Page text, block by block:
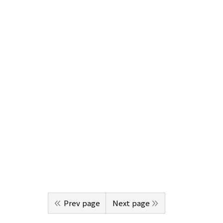
Prev page Next page